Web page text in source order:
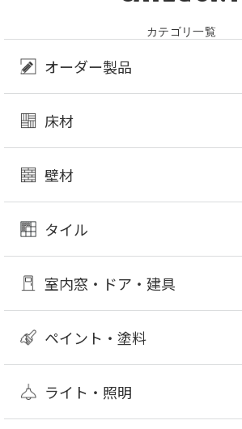
カテゴリ一覧
オーダー製品
床材
壁材
タイル
室内窓・ドア・建具
ペイント・塗料
ライト・照明